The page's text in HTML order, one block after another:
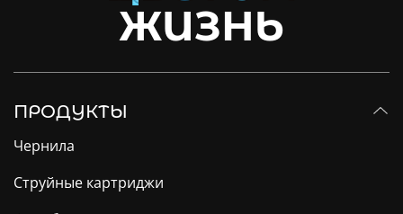
ЖИЗНЬ
ПРОДУКТЫ
Чернила
Струйные картриджи